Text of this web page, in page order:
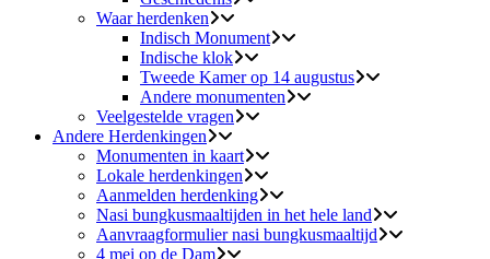
Waar herdenken
Indisch Monument
Indische klok
Tweede Kamer op 14 augustus
Andere monumenten
Veelgestelde vragen
Andere Herdenkingen
Monumenten in kaart
Lokale herdenkingen
Aanmelden herdenking
Nasi bungkusmaaltijden in het hele land
Aanvraagformulier nasi bungkusmaaltijd
4 mei op de Dam